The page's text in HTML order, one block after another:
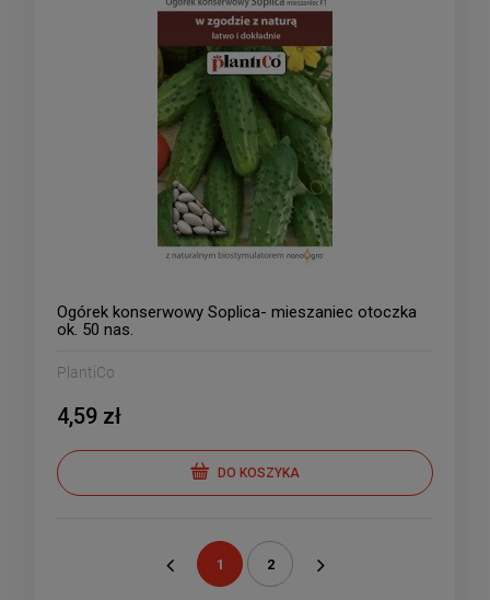
Ogórek konserwowy Soplica- mieszaniec otoczka
ok. 50 nas.
PlantiCo
4,59 zł
DO KOSZYKA
1 2